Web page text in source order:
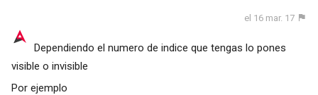
el 16 mar. 17
Dependiendo el numero de indice que tengas lo pones
visible o invisible
Por ejemplo